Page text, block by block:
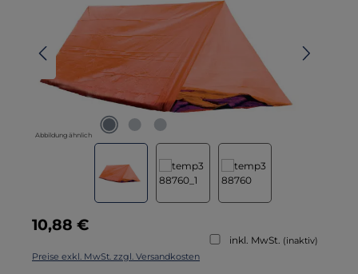
Abbildung ähnlich
Regulärer Preis:
10,88 €
inkl. MwSt. (inaktiv)
Preise exkl. MwSt. zzgl. Versandkosten